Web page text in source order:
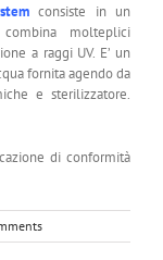
consiste in un
molteplici
a raggi UV. E’ un
fornita agendo da
e sterilizzatore.
di conformità